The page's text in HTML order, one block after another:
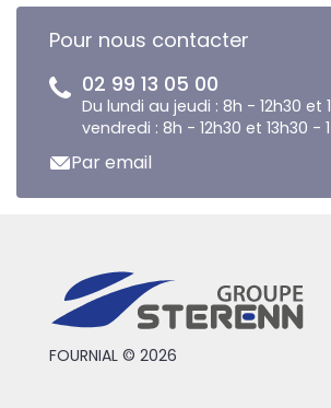
Pour nous contacter
02 99 13 05 00
Du lundi au jeudi : 8h - 12h30 et
vendredi : 8h - 12h30 et 13h30 -
Par email
FOURNIAL © 2026